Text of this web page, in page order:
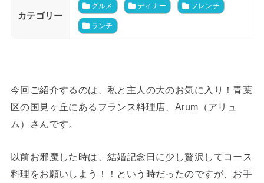
カテゴリー
グルメ ディナー フレンチ
ランチ
今回ご紹介するのは、私と主人の大のお気に入り！青葉
区の国見ヶ丘にあるフランス料理店、Arum（アリュ
ム）さんです。
以前お邪魔した時は、結婚記念日に少し贅沢してコース
料理をお願いしよう！！という時だったのですが、お手